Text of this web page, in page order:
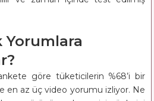
Yorumlara
göre tüketicilerin %68’i bir
en az üç video yorumu izliyor. Ne